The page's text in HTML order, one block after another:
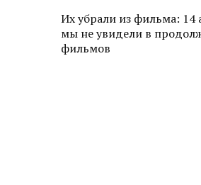
Их убрали из фильма: 14
мы не увидели в
фильмов